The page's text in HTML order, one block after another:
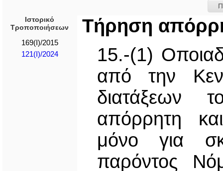
Ιστορικό
Τροποποιήσεων
169(I)/2015
121(I)/2024
Τήρηση
15.-(1)
από την
διατάξεων
απόρρητη
μόνο για
παρόντος